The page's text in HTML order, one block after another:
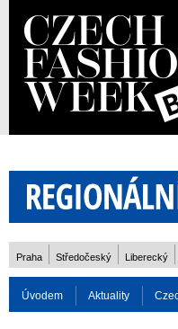
Praha Středočeský Liberecký
Úvodem Aktuality